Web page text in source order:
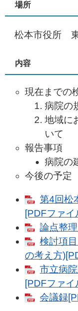
場所
松本市役所
内容
現在までの
病院の
地域に
いて
報告事項
病院の
今後の予定
第4回松
[PDFファ
論点整
検討項
の考え方
市立病
[PDFファ
会議録